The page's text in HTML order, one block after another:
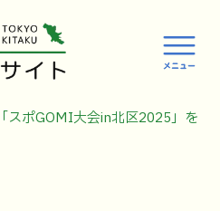
「スポGOMI大会in北区2025」を開